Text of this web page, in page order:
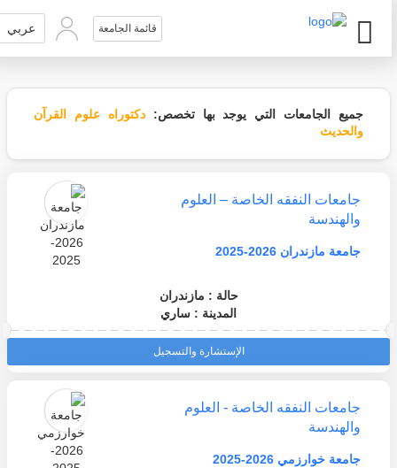
قائمة الجامعة عربي
جميع الجامعات التي يوجد بها تخصص:
دكتوراه علوم القرآن
والحديث
جامعات النفقه الخاصة – العلوم
والهندسة
جامعة مازندران 2026-2025
حالة : مازندران
المدينة : ساري
الإستشارة والتسجيل
جامعات النفقه الخاصة - العلوم
والهندسة
جامعة خوارزمي 2026-2025